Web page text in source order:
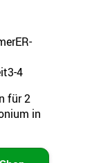
ER-
3-4
für 2
in